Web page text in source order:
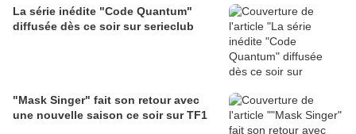
La série inédite "Code Quantum"
diffusée dès ce soir sur serieclub
"Mask Singer" fait son retour avec
une nouvelle saison ce soir sur TF1